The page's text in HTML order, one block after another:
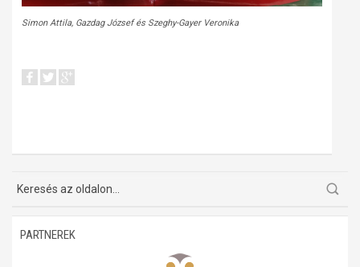
Simon Attila, Gazdag József és Szeghy-Gayer Veronika
PARTNEREK